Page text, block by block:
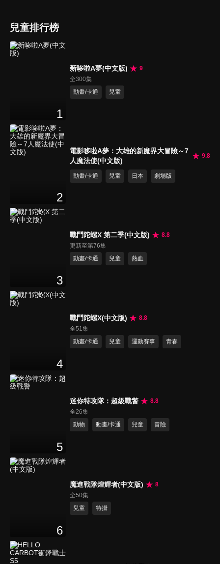
兒童排行榜
1
新哆啦A夢(中文版)
9
全300集
動畫/卡通
兒童
2
電影哆啦A夢：大雄的新魔界大冒險～7
人魔法使(中文版)
9.8
動畫/卡通 兒童 日本 劇場版
3
戰鬥陀螺X 第二季(中文版)
8.8
更新至第76集
動畫/卡通
兒童 熱血
4
戰鬥陀螺X(中文版)
8.8
全51集
動畫/卡通
兒童 運動賽事 青春
5
迷你特攻隊：超級戰警
8.8
全26集
動物
動畫/卡通 兒童 冒險
6
魔進戰隊煌輝者(中文版)
8
全50集
兒童
特攝